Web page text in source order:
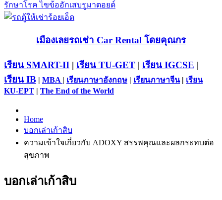
เมืองเลยรถเช่า Car Rental โดยคุณกร
เรียน SMART-II | เรียน TU-GET | เรียน IGCSE |
เรียน IB | MBA | เรียนภาษาอังกฤษ | เรียนภาษาจีน| เรียน
KU-EPT | The End of the World
Home
บอกเล่าเก้าสิบ
ความเข้าใจเกี่ยวกับ ADOXY สรรพคุณและผลกระทบต่อ
สุขภาพ
บอกเล่าเก้าสิบ